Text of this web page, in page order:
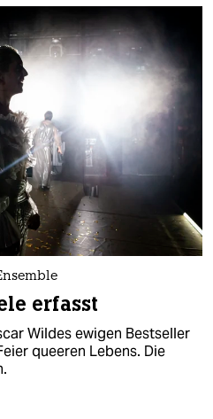
erfasst
Wildes ewigen Bestseller
queeren Lebens. Die